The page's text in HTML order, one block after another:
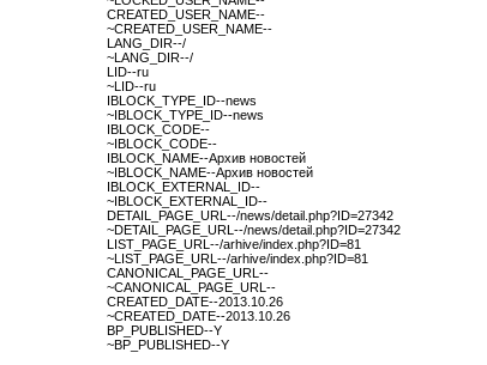
CREATED_USER_NAME--
~CREATED_USER_NAME--
LANG_DIR--/
~LANG_DIR--/
LID--ru
~LID--ru
IBLOCK_TYPE_ID--news
~IBLOCK_TYPE_ID--news
IBLOCK_CODE--
~IBLOCK_CODE--
IBLOCK_NAME--Архив новостей
~IBLOCK_NAME--Архив новостей
IBLOCK_EXTERNAL_ID--
~IBLOCK_EXTERNAL_ID--
DETAIL_PAGE_URL--/news/detail.php?ID=27342
~DETAIL_PAGE_URL--/news/detail.php?ID=27342
LIST_PAGE_URL--/arhive/index.php?ID=81
~LIST_PAGE_URL--/arhive/index.php?ID=81
CANONICAL_PAGE_URL--
~CANONICAL_PAGE_URL--
CREATED_DATE--2013.10.26
~CREATED_DATE--2013.10.26
BP_PUBLISHED--Y
~BP_PUBLISHED--Y